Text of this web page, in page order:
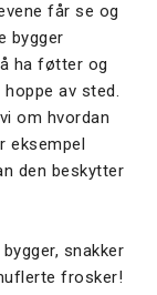
får se og
bygger
ha føtter og
av sted.
om hvordan
eksempel
den beskytter
snakker
frosker!